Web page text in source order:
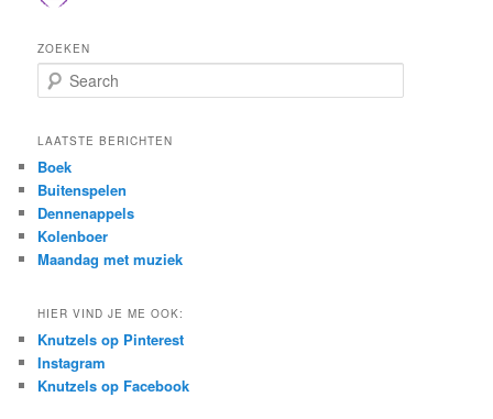
ZOEKEN
e
r
h
LAATSTE BERICHTEN
Boek
Buitenspelen
Dennenappels
Kolenboer
Maandag met muziek
HIER VIND JE ME OOK:
Knutzels op Pinterest
Instagram
Knutzels op Facebook